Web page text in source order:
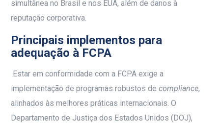
simultânea no Brasil e nos EUA, além de danos à
reputação corporativa.
Principais implementos para
adequação à FCPA
Estar em conformidade com a FCPA exige a
implementação de programas robustos decompliance,
alinhados às melhores práticas internacionais. O
Departamento de Justiça dos Estados Unidos (DOJ),